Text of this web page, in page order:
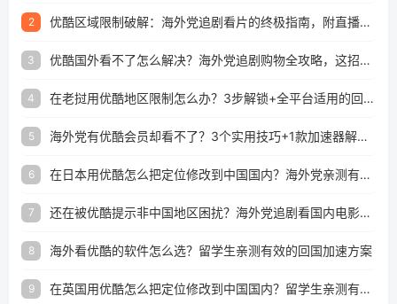
2 优酷区域限制破解：海外党追剧看片的终极指南，附直播欧冠+1905电影网解决方案
3 优酷国外看不了怎么解决？海外党追剧购物全攻略，这招亲测有效！
4 在老挝用优酷地区限制怎么办？3步解锁+全平台适用的回国加速器指南
5 海外党有优酷会员却看不了？3个实用技巧+1款加速器解决追剧&金融APP难题
6 在日本用优酷怎么把定位修改到中国国内？海外党亲测有效的回国加速指南
7 还在被优酷提示非中国地区困扰？海外党追剧看国内电影的正确打开方式
8 海外看优酷的软件怎么选？留学生亲测有效的回国加速方案
9 在英国用优酷怎么把定位修改到中国国内？留学生亲测有效的回国加速方案